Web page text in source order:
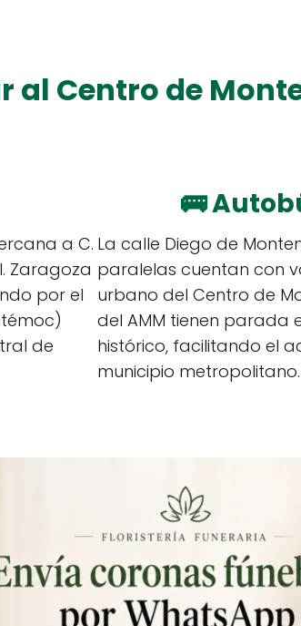
al Centro de
a C.
Zaragoza
por el
de
🚌
La calle Diego de
paralelas cuentan con
urbano del Centro de
del AMM tienen parada
histórico, facilitando el
municipio metropolitano.